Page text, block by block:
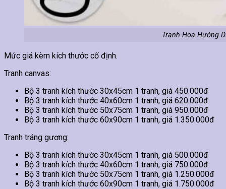
Tranh Hoa Hướng
Mức giá kèm kích thước cố định.
Tranh canvas:
Bộ 3 tranh kích thước 30x45cm 1 tranh, giá 450.000đ
Bộ 3 tranh kích thước 40x60cm 1 tranh, giá 620.000đ
Bộ 3 tranh kích thước 50x75cm 1 tranh, giá 950.000đ
Bộ 3 tranh kích thước 60x90cm 1 tranh, giá 1.350.000đ
Tranh tráng gương:
Bộ 3 tranh kích thước 30x45cm 1 tranh, giá 500.000đ
Bộ 3 tranh kích thước 40x60cm 1 tranh, giá 750.000đ
Bộ 3 tranh kích thước 50x75cm 1 tranh, giá 1.250.000đ
Bộ 3 tranh kích thước 60x90cm 1 tranh, giá 1.750.000đ